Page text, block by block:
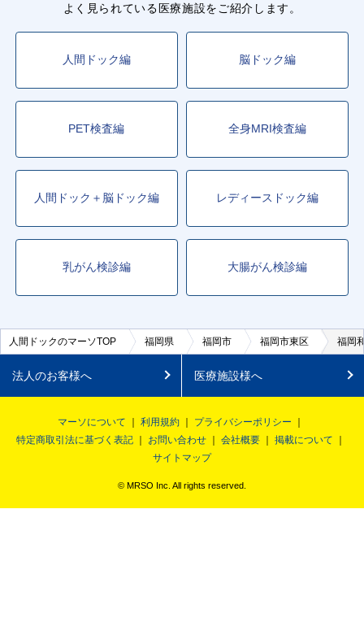
よく見られている医療施設をご紹介します。
人間ドック編 脳ドック編
PET検査編 全身MRI検査編
人間ドック＋脳ドック編 レディースドック編
乳がん検診編 大腸がん検診編
人間ドックのマーソTOP 福岡県 福岡市 福岡市東区 福岡
法人のお客様へ 医療施設様へ
マーソについて 利用規約
プライバシーポリシー
特定商取引法に基づく表記
お問い合わせ 会社概要
掲載について
サイトマップ
© MRSO Inc. All rights reserved.